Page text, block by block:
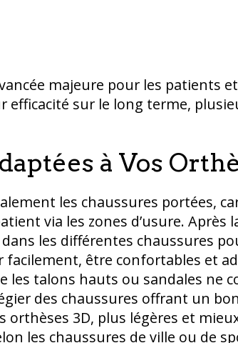
majeure pour les patients
efficacité sur le long terme,
à Vos
les chaussures portées,
via les zones d’usure. Après
les différentes chaussures
être confortables et
les talons hauts ou sandales ne
des chaussures offrant un
orthèses 3D, plus légères et
les chaussures de ville ou de